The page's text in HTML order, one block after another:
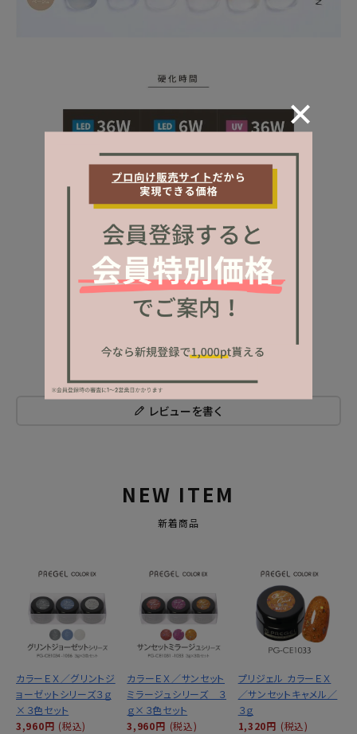
レビューを書く
NEW ITEM
新着商品
カラーＥＸ／グリントジ
ョーゼットシリーズ３ｇ
×３色セット
3,960円 (税込)
カラーＥＸ／サンセット
ミラージュシリーズ ３
ｇ×３色セット
3,960円 (税込)
プリジェル カラーＥＸ
／サンセットキャメル／
３ｇ
1,320円 (税込)